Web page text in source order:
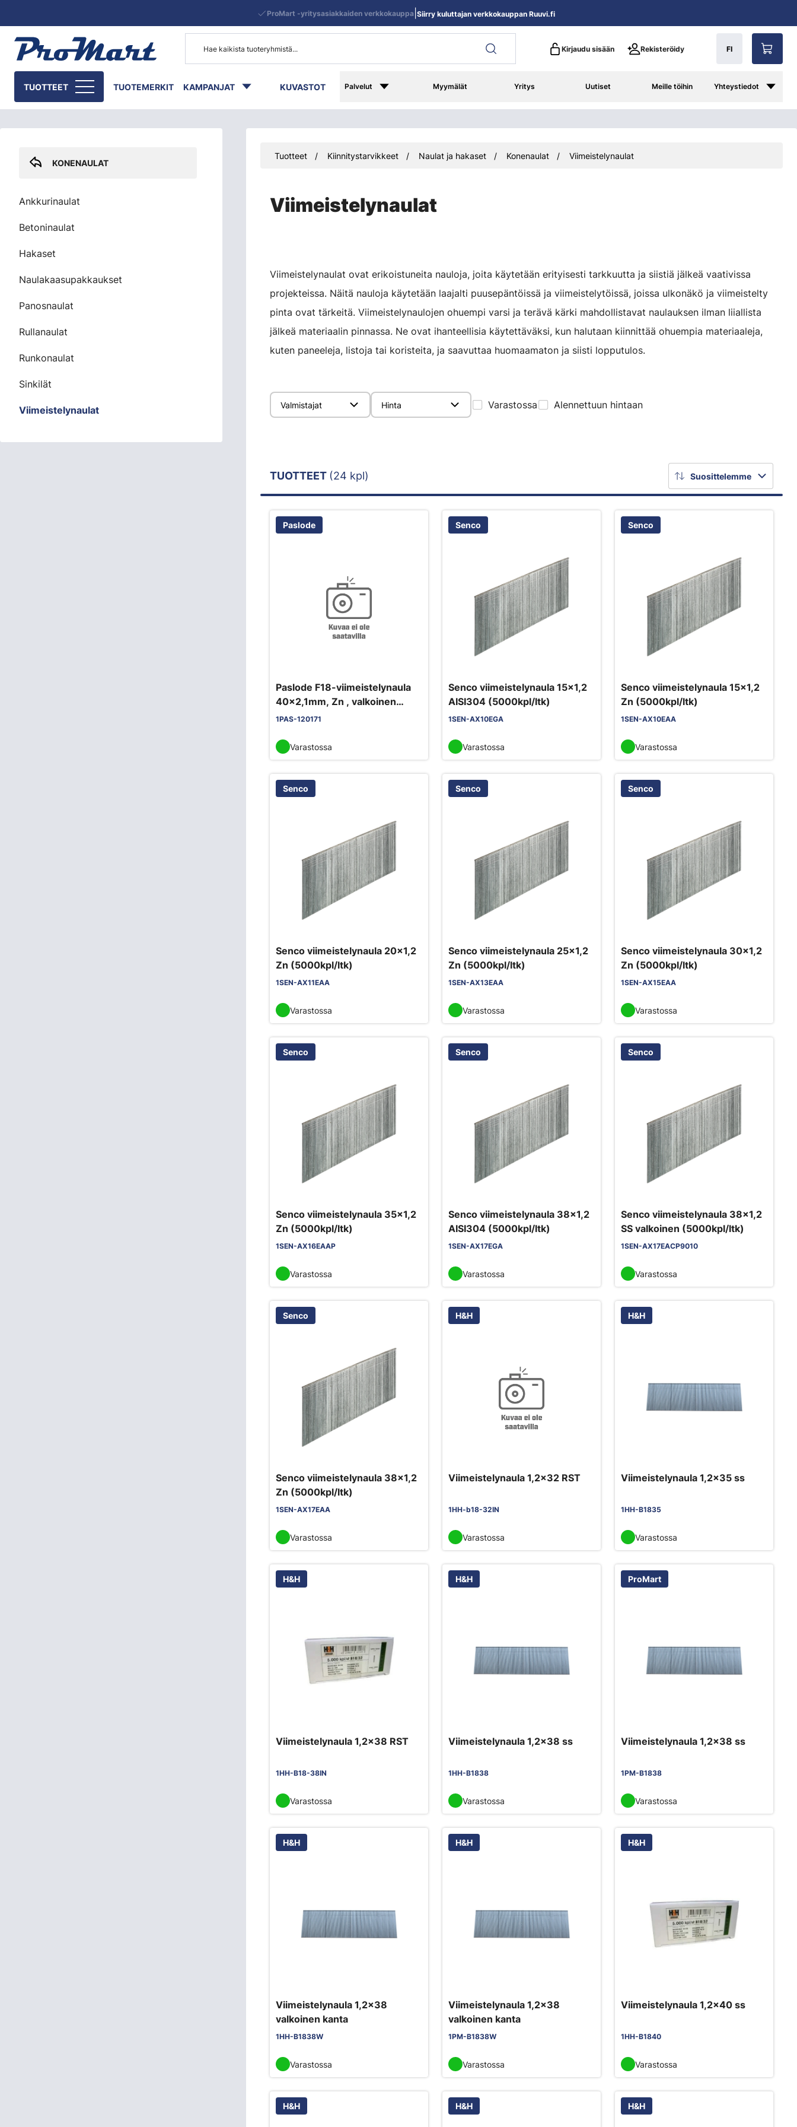
Kirjaudu sisään Rekisteröidy FI
TUOTTEET TUOTEMERKIT KAMPANJAT KUVASTOT Palvelut Myymälät Yritys Uutiset Meille töihin Yhteystiedot
ProMart -yritysasiakkaiden verkkokauppa| Siirry kuluttajan verkkokauppan Ruuvi.fi
Tuotteet Kiinnitystarvikkeet Naulat ja hakaset Konenaulat Viimeistelynaulat
Viimeistelynaulat
Viimeistelynaulat ovat erikoistuneita nauloja, joita käytetään erityisesti tarkkuutta ja siistiä jälkeä vaativissa
projekteissa. Näitä nauloja käytetään laajalti puusepäntöissä ja viimeistelytöissä, joissa ulkonäkö ja viimeistelty
pinta ovat tärkeitä. Viimeistelynaulojen ohuempi varsi ja terävä kärki mahdollistavat naulauksen ilman liiallista
jälkeä materiaalin pinnassa. Ne ovat ihanteellisia käytettäväksi, kun halutaan kiinnittää ohuempia materiaaleja,
kuten paneeleja, listoja tai koristeita, ja saavuttaa huomaamaton ja siisti lopputulos.
Valmistajat Hinta Varastossa Alennettuun hintaan
Suosittelemme
TUOTTEET (24 kpl)
Paslode
Paslode F18-viimeistelynaula
40x2,1mm, Zn , valkoinen
5000kpl /pkt
1PAS-120171
Varastossa
Senco
Senco viimeistelynaula 15x1,2
AISI304 (5000kpl/ltk)
1SEN-AX10EGA
Varastossa
Senco
Senco viimeistelynaula 15x1,2
Zn (5000kpl/ltk)
1SEN-AX10EAA
Varastossa
Senco
Senco viimeistelynaula 20x1,2
Zn (5000kpl/ltk)
1SEN-AX11EAA
Varastossa
Senco
Senco viimeistelynaula 25x1,2
Zn (5000kpl/ltk)
1SEN-AX13EAA
Varastossa
Senco
Senco viimeistelynaula 30x1,2
Zn (5000kpl/ltk)
1SEN-AX15EAA
Varastossa
Senco
Senco viimeistelynaula 35x1,2
Zn (5000kpl/ltk)
1SEN-AX16EAAP
Varastossa
Senco
Senco viimeistelynaula 38x1,2
AISI304 (5000kpl/ltk)
1SEN-AX17EGA
Varastossa
Senco
Senco viimeistelynaula 38x1,2
SS valkoinen (5000kpl/ltk)
1SEN-AX17EACP9010
Varastossa
Senco
Senco viimeistelynaula 38x1,2
Zn (5000kpl/ltk)
1SEN-AX17EAA
Varastossa
H&H
Viimeistelynaula 1,2x32 RST
1HH-b18-32IN
Varastossa
H&H
Viimeistelynaula 1,2x35 ss
1HH-B1835
Varastossa
H&H
Viimeistelynaula 1,2x38 RST
1HH-B18-38IN
Varastossa
H&H
Viimeistelynaula 1,2x38 ss
1HH-B1838
Varastossa
ProMart
Viimeistelynaula 1,2x38 ss
1PM-B1838
Varastossa
H&H
Viimeistelynaula 1,2x38
valkoinen kanta
1HH-B1838W
Varastossa
H&H
Viimeistelynaula 1,2x38
valkoinen kanta
1PM-B1838W
Varastossa
H&H
Viimeistelynaula 1,2x40 ss
1HH-B1840
Varastossa
H&H H&H H&H
KONENAULAT
Ankkurinaulat
Betoninaulat
Hakaset
Naulakaasupakkaukset
Panosnaulat
Rullanaulat
Runkonaulat
Sinkilät
Viimeistelynaulat